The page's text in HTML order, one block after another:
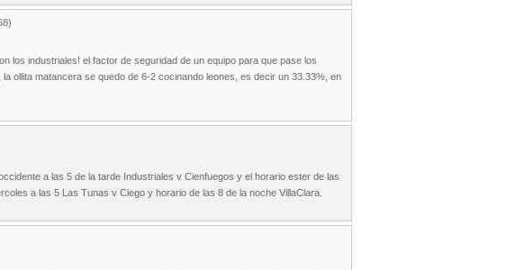
los industriales! el factor de seguridad de un equipo para que pase los
ollita matancera se quedo de 6-2 cocinando leones, es decir un 33.33%, en
a las 5 de la tarde Industriales v Cienfuegos y el horario ester de las
a las 5 Las Tunas v Ciego y horario de las 8 de la noche VillaClara.